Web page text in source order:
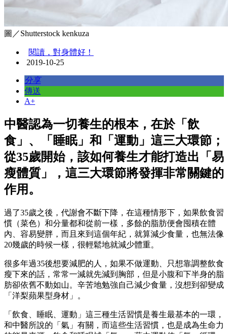
圖／Shutterstock kenkuza
閱讀，對身體好！
2019-10-25
分享
傳送
A+
中醫認為一切養生的根本，在於「飲
食」、「睡眠」和「運動」這三大環節；
從35歲開始，該如何養生才能打造出「易
瘦體質」，這三大環節將發揮非常關鍵的
作用。
過了35歲之後，代謝會不斷下降，在這種情形下，如果飲食習
慣（菜色）和分量都和從前一樣，多餘的脂肪便會囤積在體
內、容易變胖，而且來到這個年紀，就算減少食量，也無法像
20幾歲的時候一樣，很輕鬆地就減少體重。
很多年過35後想要減肥的人，如果不做運動、只想靠調整飲食
瘦下來的話，常常一減就先減到胸部，但是小腹和下半身的脂
肪卻依舊不動如山。辛苦地勉強自己減少食量，沒想到卻變成
「洋梨蘋果型身材」。
「飲食、睡眠、運動」這三種生活習慣是養生最基本的一環，
和中醫所說的「氣」有關，而這些生活習慣，也是成為生命力